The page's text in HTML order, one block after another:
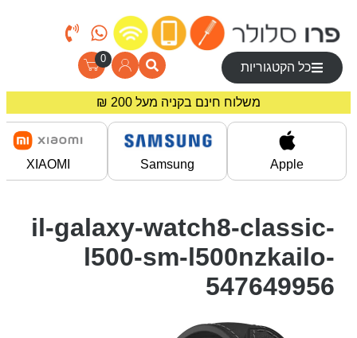
כל הקטגוריות
0
משלוח חינם בקניה מעל 200 ₪
מחירים מיוחדים לרוכשים באתר!
Apple
Samsung
XIAOMI
il-galaxy-watch8-classic-
l500-sm-l500nzkailo-
547649956